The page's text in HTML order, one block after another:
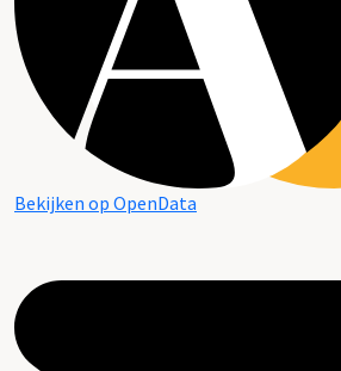
Bekijken op OpenData